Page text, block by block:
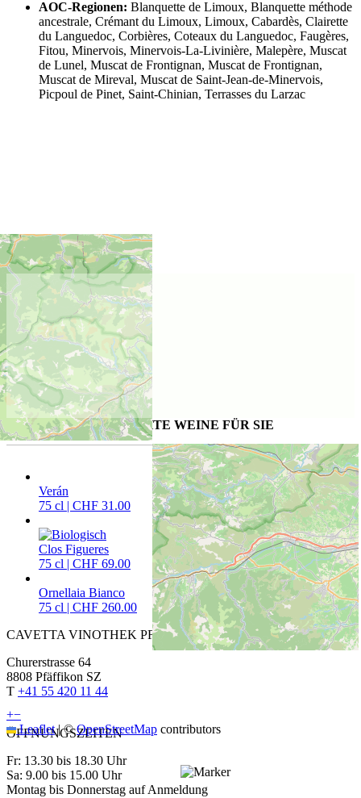
AOC-Regionen: Blanquette de Limoux, Blanquette méthode
ancestrale, Crémant du Limoux, Limoux, Cabardès, Clairette
du Languedoc, Corbières, Coteaux du Languedoc, Faugères,
Fitou, Minervois, Minervois-La-Livinière, Malepère, Muscat
de Lunel, Muscat de Frontignan, Muscat de Frontignan,
Muscat de Mireval, Muscat de Saint-Jean-de-Minervois,
Picpoul de Pinet, Saint-Chinian, Terrasses du Larzac
Lage des Weinguts
+−
Leaflet |©OpenStreetMap contributors
WEITERE AUSGESUCHTE WEINE FÜR SIE
Verán
75 cl | CHF 31.00
Clos Figueres
75 cl | CHF 69.00
Ornellaia Bianco
75 cl | CHF 260.00
CAVETTA VINOTHEK PFÄFFIKON
Churerstrasse 64
8808 Pfäffikon SZ
T +41 55 420 11 44
ÖFFNUNGSZEITEN
Fr: 13.30 bis 18.30 Uhr
Sa: 9.00 bis 15.00 Uhr
Montag bis Donnerstag auf Anmeldung